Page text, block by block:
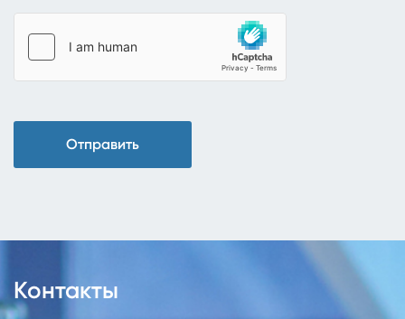
Отправить
Контакты